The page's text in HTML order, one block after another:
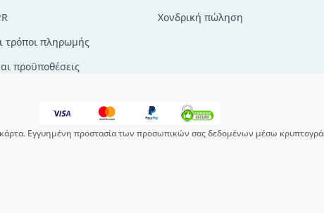
τρόποι πληρωμής
προϋποθέσεις
Χονδρική πώληση
Εγγυημένη προστασία των προσωπικών σας δεδομένων μέσω